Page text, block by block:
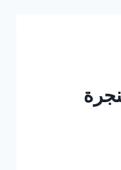
منجرة